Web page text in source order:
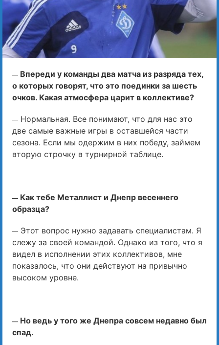
— Впереди у команды два матча из разряда тех,
о которых говорят, что это поединки за шесть
очков. Какая атмосфера царит в коллективе?
— Нормальная. Все понимают, что для нас это
две самые важные игры в оставшейся части
сезона. Если мы одержим в них победу, займем
вторую строчку в турнирной таблице.
— Как тебе Металлист и Днепр весеннего
образца?
— Этот вопрос нужно задавать специалистам. Я
слежу за своей командой. Однако из того, что я
видел в исполнении этих коллективов, мне
показалось, что они действуют на привычно
высоком уровне.
— Но ведь у того же Днепра совсем недавно был
спад.